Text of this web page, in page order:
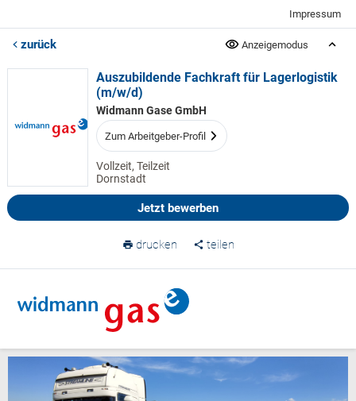
Impressum
zurück Anzeigemodus
Auszubildende Fachkraft für Lagerlogistik
(m/w/d)
Widmann Gase GmbH
Zum Arbeitgeber-Profil
Vollzeit, Teilzeit
Dornstadt
Jetzt bewerben
drucken teilen